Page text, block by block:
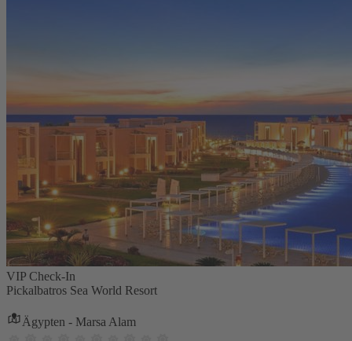
VIP Check-In
Pickalbatros Sea World Resort
Ägypten - Marsa Alam